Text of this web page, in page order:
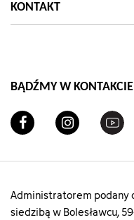
KONTAKT
BĄDŹMY W KONTAKCIE
Administratorem podany
siedzibą w Bolesławcu,